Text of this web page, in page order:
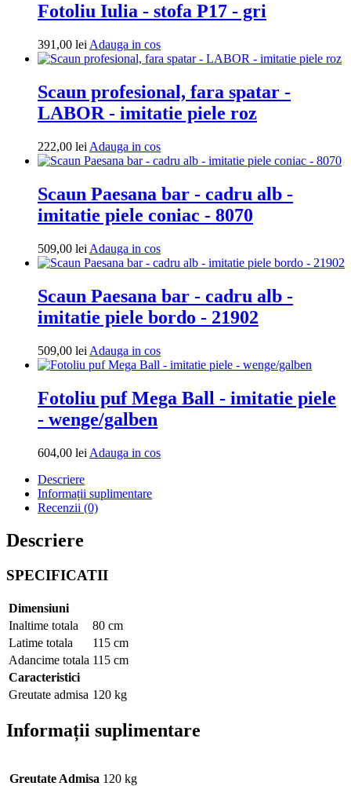
crem/wengeFotoliu Iulia - stofa P17 - gri
391,00 lei Adauga in cosAdauga
in
Scaun profesional, fara spatar -
LABOR - imitatie piele roz
222,00 lei Adauga in cosAdauga
in
Scaun Paesana bar - cadru alb -
imitatie piele coniac - 8070
509,00 lei Adauga in cosAdauga
in
Scaun Paesana bar - cadru alb -
imitatie piele bordo - 21902
509,00 lei Adauga in cosAdauga
in
Fotoliu puf Mega Ball - imitatie piele
- wenge/galben
604,00 lei Adauga in cosAdauga
Descriere
Informații suplimentare
Recenzii (0)
Descriere
SPECIFICATII
Dimensiuni
Inaltime totala
80 cm
Latime totala
115 cm
Adancime totala 115 cm
Caracteristici
Greutate admisa 120 kg
Informații suplimentare
Greutate Admisa 120 kg